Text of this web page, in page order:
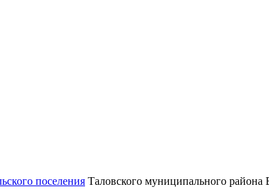
поселения Таловского муниципального района